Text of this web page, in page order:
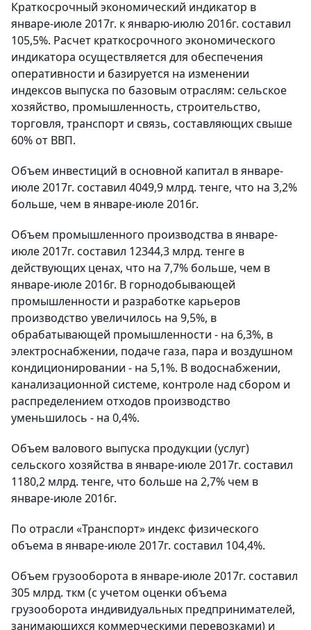
Краткосрочный экономический индикатор в
январе-июле 2017г. к январю-июлю 2016г. составил
105,5%. Расчет краткосрочного экономического
индикатора осуществляется для обеспечения
оперативности и базируется на изменении
индексов выпуска по базовым отраслям: сельское
хозяйство, промышленность, строительство,
торговля, транспорт и связь, составляющих свыше
60% от ВВП.
Объем инвестиций в основной капитал в январе-
июле 2017г. составил 4049,9 млрд. тенге, что на 3,2%
больше, чем в январе-июле 2016г.
Объем промышленного производства в январе-
июле 2017г. составил 12344,3 млрд. тенге в
действующих ценах, что на 7,7% больше, чем в
январе-июле 2016г. В горнодобывающей
промышленности и разработке карьеров
производство увеличилось на 9,5%, в
обрабатывающей промышленности - на 6,3%, в
электроснабжении, подаче газа, пара и воздушном
кондиционировании - на 5,1%. В водоснабжении,
канализационной системе, контроле над сбором и
распределением отходов производство
уменьшилось - на 0,4%.
Объем валового выпуска продукции (услуг)
сельского хозяйства в январе-июле 2017г. составил
1180,2 млрд. тенге, что больше на 2,7% чем в
январе-июле 2016г.
По отрасли «Транспорт» индекс физического
объема в январе-июле 2017г. составил 104,4%.
Объем грузооборота в январе-июле 2017г. составил
305 млрд. ткм (с учетом оценки объема
грузооборота индивидуальных предпринимателей,
занимающихся коммерческими перевозками) и